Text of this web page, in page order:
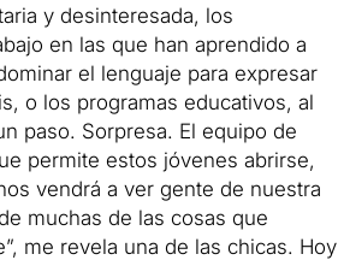
y desinteresada, los
en las que han aprendido a
el lenguaje para expresar
o los programas educativos, al
paso. Sorpresa. El equipo de
permite estos jóvenes abrirse,
vendrá a ver gente de nuestra
muchas de las cosas que
me revela una de las chicas. Hoy